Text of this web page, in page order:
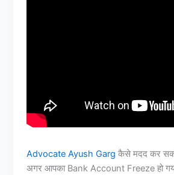
Advocate Ayush Garg कैसे मदद कर
अगर आपका Bank Account Freeze हो